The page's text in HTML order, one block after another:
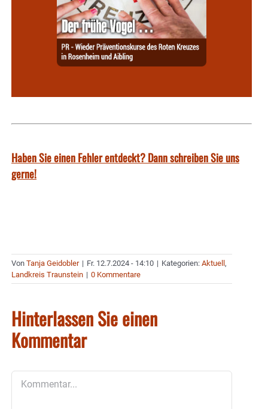
Haben Sie einen Fehler entdeckt? Dann schreiben Sie uns
gerne!
Von Tanja Geidobler | Fr. 12.7.2024 - 14:10 | Kategorien: Aktuell ,
Landkreis Traunstein | 0 Kommentare
Hinterlassen Sie einen
Kommentar